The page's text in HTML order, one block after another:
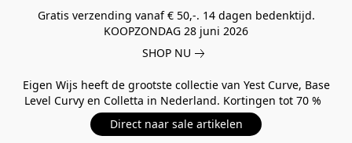
Gratis verzending vanaf € 50,-. 14 dagen bedenktijd.
KOOPZONDAG 28 juni 2026
SHOP NU
Eigen Wijs heeft de grootste collectie van Yest Curve, Base
Level Curvy en Colletta in Nederland. Kortingen tot 70 %
Direct naar sale artikelen